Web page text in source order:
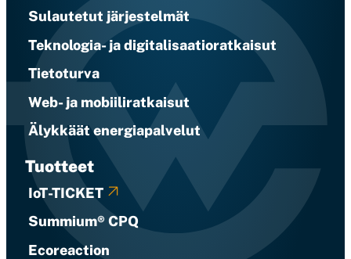
Sulautetut järjestelmät
Teknologia- ja digitalisaatioratkaisut
Tietoturva
Web- ja mobiiliratkaisut
Älykkäät energiapalvelut
Tuotteet
IoT-TICKET
Summium® CPQ
Ecoreaction